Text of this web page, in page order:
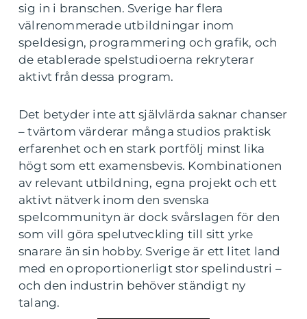
sig in i branschen. Sverige har flera
välrenommerade utbildningar inom
speldesign, programmering och grafik, och
de etablerade spelstudioerna rekryterar
aktivt från dessa program.
Det betyder inte att självlärda saknar chanser
– tvärtom värderar många studios praktisk
erfarenhet och en stark portfölj minst lika
högt som ett examensbevis. Kombinationen
av relevant utbildning, egna projekt och ett
aktivt nätverk inom den svenska
spelcommunityn är dock svårslagen för den
som vill göra spelutveckling till sitt yrke
snarare än sin hobby. Sverige är ett litet land
med en oproportionerligt stor spelindustri –
och den industrin behöver ständigt ny
talang.